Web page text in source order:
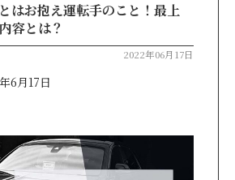
はお抱え運転手のこと！最上
容とは？
2022年06月17日
6月17日